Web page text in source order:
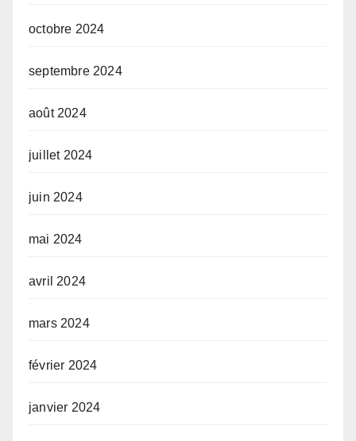
octobre 2024
septembre 2024
août 2024
juillet 2024
juin 2024
mai 2024
avril 2024
mars 2024
février 2024
janvier 2024